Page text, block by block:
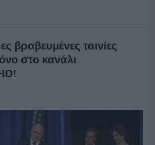
βραβευμένες ταινίες
στο κανάλι